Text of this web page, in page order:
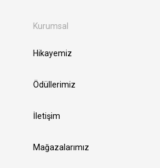
Kurumsal
Hikayemiz
Ödüllerimiz
İletişim
Mağazalarımız